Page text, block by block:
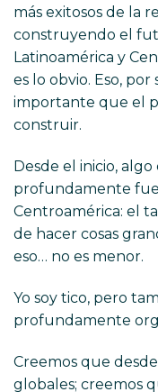
más exitosos de la
construyendo el
Latinoamérica y
es lo obvio. Eso, por
importante que el
construir.
Desde el inicio,
profundamente
Centroamérica: el
de hacer cosas
eso… no es menor.
Yo soy tico, pero
profundamente
Creemos que
globales; creemos